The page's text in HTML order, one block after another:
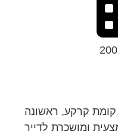
בן 10 דירות , קומת קרקע, ראשונה
ומושכרת לדייר